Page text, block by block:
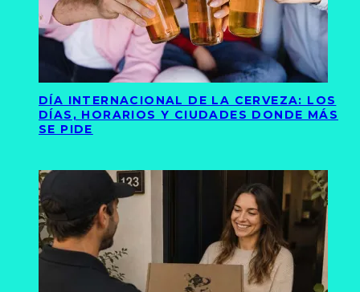
DÍA INTERNACIONAL DE LA CERVEZA: LOS
DÍAS, HORARIOS Y CIUDADES DONDE MÁS
SE PIDE